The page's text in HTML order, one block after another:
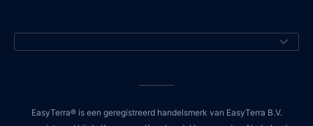
EasyTerra® is een geregistreerd handelsmerk van EasyTerra B.V.